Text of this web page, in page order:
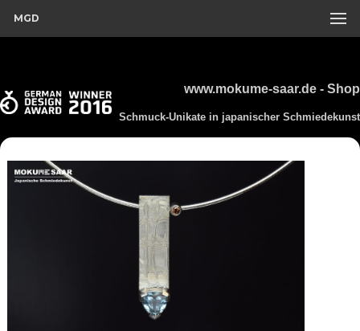
MGD
www.mokume-saar.de - Shop
Schmuck-Unikate in japanischer Schmiedekunst